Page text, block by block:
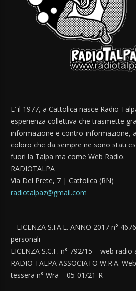
E’ il 1977, a Cattolica nasce Radio
esperienza collettiva che trasmette
informazione e contro-informazione,
coloro che da sempre ne sono stati
fuori la Talpa ma come Web Radio.
RADIOTALPA
Via Del Prete, 7 | Cattolica (RN)
radiotalpaz@gmail.com
– LICENZA S.I.A.E. ANNO 2017 n°
personali
LICENZA S.C.F. n° 792/15 – web
RADIO TALPA ASSOCIATO W.R.A.
tessera n° Wra – 05-01/21-R